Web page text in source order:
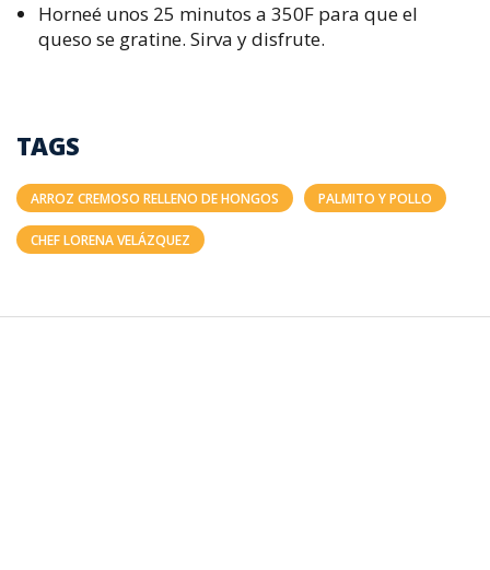
Horneé unos 25 minutos a 350F para que el
queso se gratine. Sirva y disfrute.
TAGS
ARROZ CREMOSO RELLENO DE HONGOS PALMITO Y POLLO
CHEF LORENA VELÁZQUEZ